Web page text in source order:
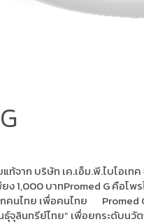
จาก บริษัท เค.เอ็ม.พี.ไบโอเ
1,000 บาทPromed G คือโพ
คนไทย เพื่อคนไทย
ลินทรีย์ไทย” เพื่อยกระดับน